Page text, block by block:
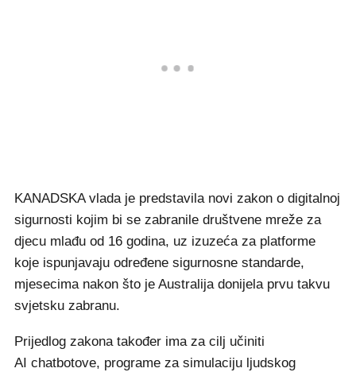
KANADSKA vlada je predstavila novi zakon o digitalnoj
sigurnosti kojim bi se zabranile društvene mreže za
djecu mlađu od 16 godina, uz izuzeća za platforme
koje ispunjavaju određene sigurnosne standarde,
mjesecima nakon što je Australija donijela prvu takvu
svjetsku zabranu.
Prijedlog zakona također ima za cilj učiniti
AI chatbotove, programe za simulaciju ljudskog